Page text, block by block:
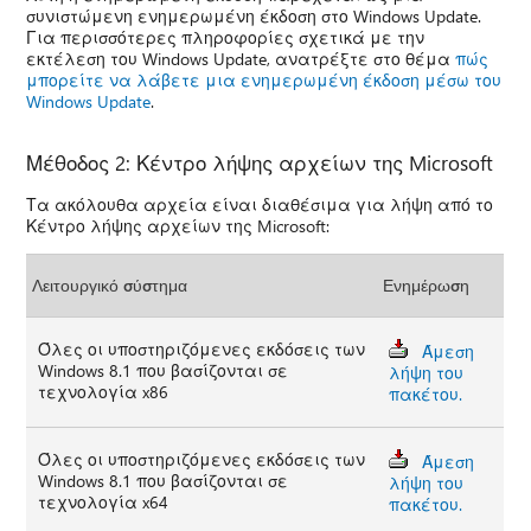
συνιστώμενη ενημερωμένη έκδοση στο Windows Update.
Για περισσότερες πληροφορίες σχετικά με την
εκτέλεση του Windows Update, ανατρέξτε στο θέμαπώς
μπορείτε να λάβετε μια ενημερωμένη έκδοση μέσω του
Windows Update.
Μέθοδος 2: Κέντρο λήψης αρχείων της Microsoft
Τα ακόλουθα αρχεία είναι διαθέσιμα για λήψη από το
Κέντρο λήψης αρχείων της Microsoft:
Λειτουργικό σύστημα Ενημέρωση
Όλες οι υποστηριζόμενες εκδόσεις των
Windows 8.1 που βασίζονται σε
τεχνολογία x86
Άμεση
λήψη του
πακέτου.
Όλες οι υποστηριζόμενες εκδόσεις των
Windows 8.1 που βασίζονται σε
τεχνολογία x64
Άμεση
λήψη του
πακέτου.